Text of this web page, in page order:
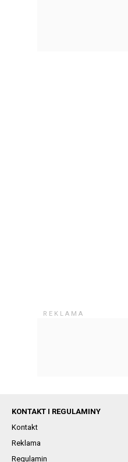
KONTAKT I REGULAMINY
Kontakt
Reklama
Regulamin